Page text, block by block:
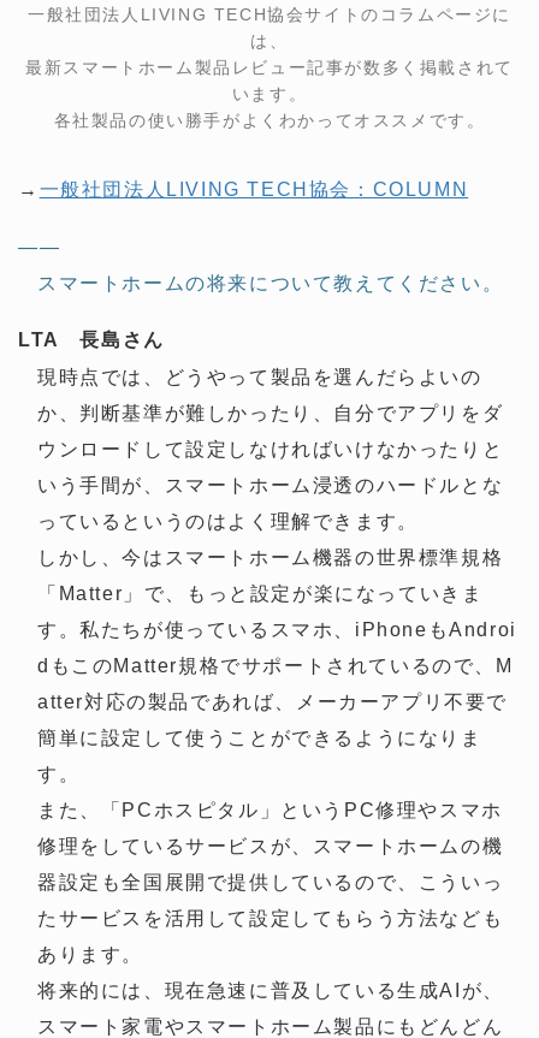
一般社団法人LIVING TECH協会サイトのコラムページに
は、
最新スマートホーム製品レビュー記事が数多く掲載されて
います。
各社製品の使い勝手がよくわかってオススメです。
→ 一般社団法人LIVING TECH協会：COLUMN
——
スマートホームの将来について教えてください。
LTA 長島さん
現時点では、どうやって製品を選んだらよいの
か、判断基準が難しかったり、自分でアプリをダ
ウンロードして設定しなければいけなかったりと
いう手間が、スマートホーム浸透のハードルとな
っているというのはよく理解できます。
しかし、今はスマートホーム機器の世界標準規格
「Matter」で、もっと設定が楽になっていきま
す。私たちが使っているスマホ、iPhoneもAndroi
dもこのMatter規格でサポートされているので、M
atter対応の製品であれば、メーカーアプリ不要で
簡単に設定して使うことができるようになりま
す。
また、「PCホスピタル」というPC修理やスマホ
修理をしているサービスが、スマートホームの機
器設定も全国展開で提供しているので、こういっ
たサービスを活用して設定してもらう方法なども
あります。
将来的には、現在急速に普及している生成AIが、
スマート家電やスマートホーム製品にもどんどん